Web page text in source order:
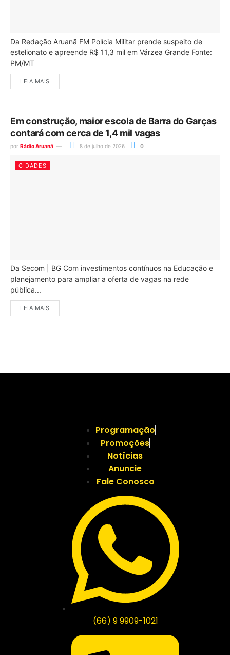
Da Redação Aruanã FM Polícia Militar prende suspeito de
estelionato e apreende R$ 11,3 mil em Várzea Grande Fonte:
PM/MT
LEIA MAIS
Em construção, maior escola de Barra do Garças
contará com cerca de 1,4 mil vagas
por Rádio Aruanã 8 de julho de 2026 0
CIDADES
Da Secom | BG Com investimentos contínuos na Educação e
planejamento para ampliar a oferta de vagas na rede
pública...
LEIA MAIS
Programação
Promoções
Notícias
Anuncie
Fale Conosco
(66) 9 9909-1021